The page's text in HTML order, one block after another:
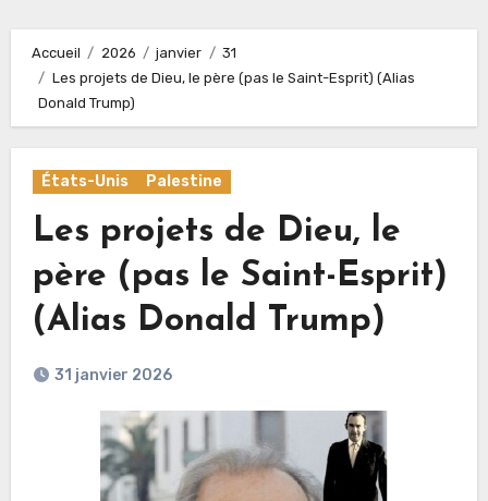
Accueil 2026 janvier
31
Les projets de Dieu, le père (pas le Saint-Esprit) (Alias
Donald Trump)
États-Unis Palestine
Les projets de Dieu, le
père (pas le Saint-Esprit)
(Alias Donald Trump)
31 janvier 2026